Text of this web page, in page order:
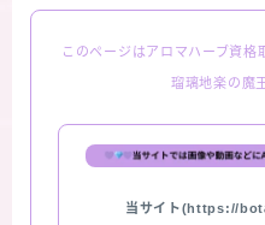
おすすめ商品＆レビュー
★スペシャルアロマハー
このページはアロマハーブ資格
瑠璃地楽の魔
当サイト(https://